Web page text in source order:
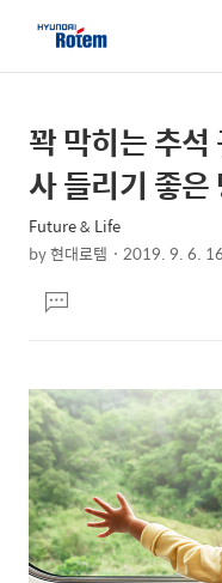
상
세
텐
본
제
목
꽉 막히는 추
사 들리기 좋은
Future & Life
by현대로템 2019. 9. 6.
문댓
글